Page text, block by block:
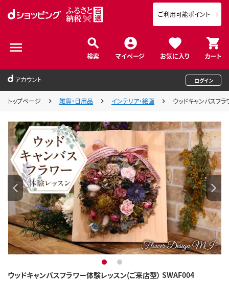
検索 マイページ お気に入り カート
ご利用可能ポイント
アカウント ログイン
トップページ 雑貨・日用品 インテリア・絵画 ウッドキャンバスフ
ウッドキャンバスフラワー体験レッスン(ご来店型） SWAF004
1 2